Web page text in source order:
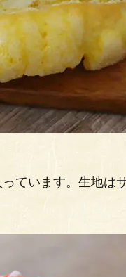
ています。生地は